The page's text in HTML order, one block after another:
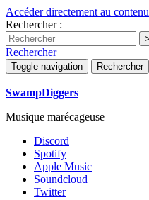
Accéder directement au contenu
Rechercher :
Rechercher
Toggle navigation Rechercher
SwampDiggers
Musique marécageuse
Discord
Spotify
Apple Music
Soundcloud
Twitter